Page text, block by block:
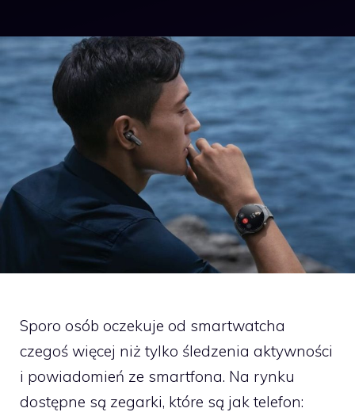
Sporo osób oczekuje od smartwatcha
czegoś więcej niż tylko śledzenia aktywności
i powiadomień ze smartfona. Na rynku
dostępne są zegarki, które są jak telefon: